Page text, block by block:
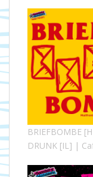
BRIEFBOMBE
DRUNK [IL] |